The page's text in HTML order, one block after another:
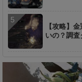
【攻略】
いの？調